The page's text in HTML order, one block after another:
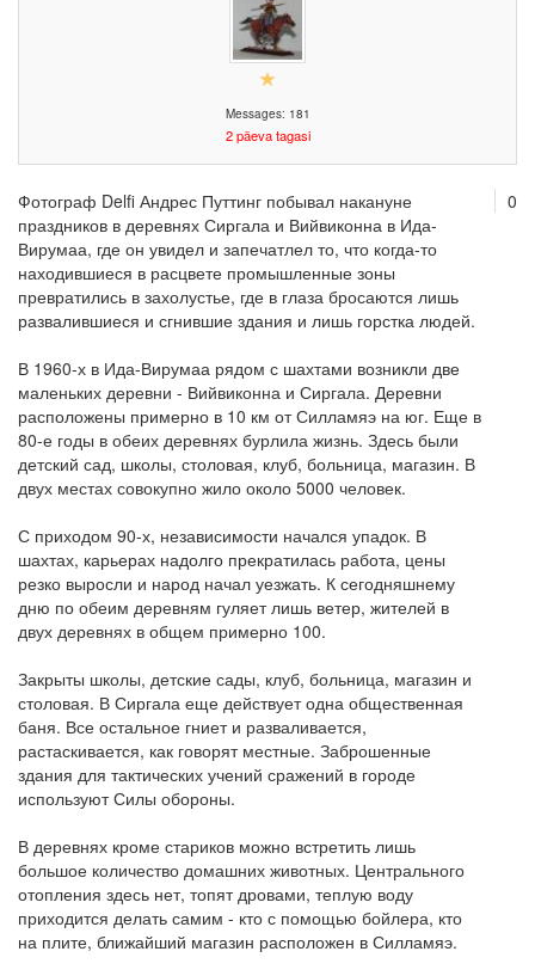
Messages: 181
2 päeva tagasi
0
Фотограф Delfi Андрес Путтинг побывал накануне
праздников в деревнях Сиргала и Вийвиконна в Ида-
Вирумаа, где он увидел и запечатлел то, что когда-то
находившиеся в расцвете промышленные зоны
превратились в захолустье, где в глаза бросаются лишь
развалившиеся и сгнившие здания и лишь горстка людей.
В 1960-х в Ида-Вирумаа рядом с шахтами возникли две
маленьких деревни - Вийвиконна и Сиргала. Деревни
расположены примерно в 10 км от Силламяэ на юг. Еще в
80-е годы в обеих деревнях бурлила жизнь. Здесь были
детский сад, школы, столовая, клуб, больница, магазин. В
двух местах совокупно жило около 5000 человек.
С приходом 90-х, независимости начался упадок. В
шахтах, карьерах надолго прекратилась работа, цены
резко выросли и народ начал уезжать. К сегодняшнему
дню по обеим деревням гуляет лишь ветер, жителей в
двух деревнях в общем примерно 100.
Закрыты школы, детские сады, клуб, больница, магазин и
столовая. В Сиргала еще действует одна общественная
баня. Все остальное гниет и разваливается,
растаскивается, как говорят местные. Заброшенные
здания для тактических учений сражений в городе
используют Силы обороны.
В деревнях кроме стариков можно встретить лишь
большое количество домашних животных. Центрального
отопления здесь нет, топят дровами, теплую воду
приходится делать самим - кто с помощью бойлера, кто
на плите, ближайший магазин расположен в Силламяэ.